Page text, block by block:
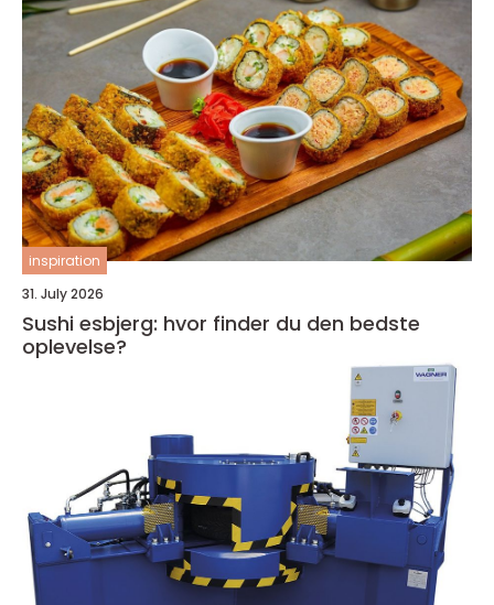
inspiration
31. July 2026
Sushi esbjerg: hvor finder du den bedste
oplevelse?